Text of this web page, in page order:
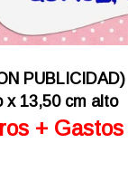
PUBLICIDAD)
x 13,50 cm alto
+